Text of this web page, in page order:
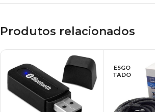
Produtos relacionados
ESGO
TADO